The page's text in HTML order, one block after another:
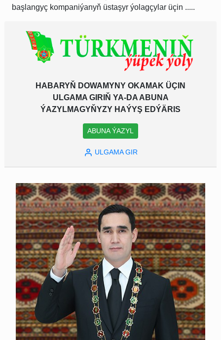
başlangyç kompaniýanyň üstaşyr ýolagçylar üçin .....
HABARYŇ DOWAMYNY OKAMAK ÜÇIN
ULGAMA GIRIŇ YA-DA ABUNA
ÝAZYLMAGYŇYZY HAÝYŞ EDÝÄRIS
ABUNA ÝAZYL
ULGAMA GIR